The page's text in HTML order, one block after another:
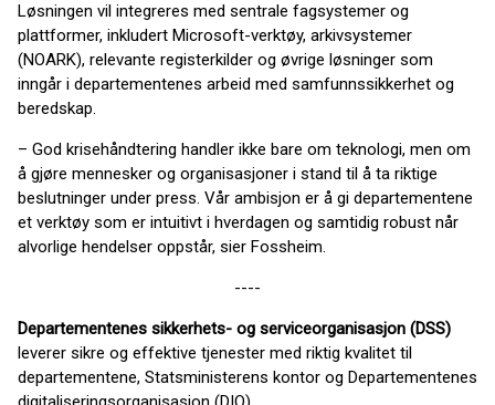
Løsningen vil integreres med sentrale fagsystemer og
plattformer, inkludert Microsoft-verktøy, arkivsystemer
(NOARK), relevante registerkilder og øvrige løsninger som
inngår i departementenes arbeid med samfunnssikkerhet og
beredskap.
– God krisehåndtering handler ikke bare om teknologi, men om
å gjøre mennesker og organisasjoner i stand til å ta riktige
beslutninger under press. Vår ambisjon er å gi departementene
et verktøy som er intuitivt i hverdagen og samtidig robust når
alvorlige hendelser oppstår, sier Fossheim.
----
Departementenes sikkerhets- og serviceorganisasjon (DSS)
leverer sikre og effektive tjenester med riktig kvalitet til
departementene, Statsministerens kontor og Departementenes